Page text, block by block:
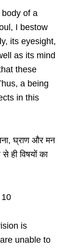
of a
I bestow
its eyesight,
as its mind
these
a being
in this
घ्राण और मन
विषयों का
is
unable to